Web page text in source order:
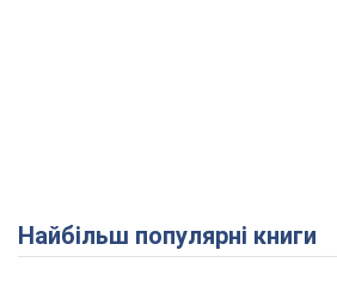
Найбільш популярні книги